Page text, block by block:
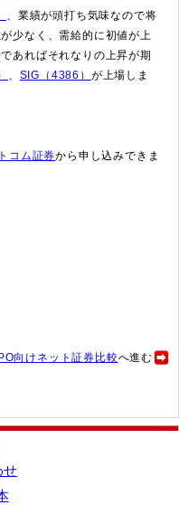
、業績が頭打ち気味なので将
少なく、需給的に初値が上
あればそれなりの上昇が期
、 SIG（4386） が上場しま
コム証券から申し込みできま
IPO向けネット証券比較へ進む
せ